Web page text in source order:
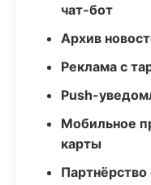
чат-бот
Архив
Реклама с
Push-
Мобильное
карты